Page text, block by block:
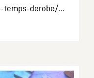
derobe/...